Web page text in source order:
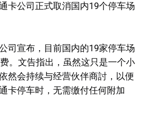
卡公司正式取消国内19个停车场
司宣布，目前国内的19家停车场
。文告指出，虽然这只是一个小
然会持续与经营伙伴商討，以便
卡停车时，无需缴付任何附加